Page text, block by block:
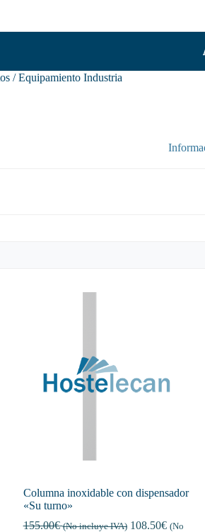
/ Equipamiento Industria
Columna inoxidable con dispensador
«Su turno»
155.00€ (No incluye IVA) 108.50€ (No